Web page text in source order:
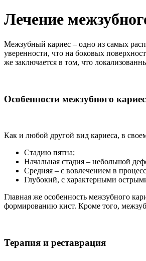
Лечение
Межзубный кариес – одно из самых
уверенности, что на боковых
же заключается в том, что
Особенности межзубного
Как и любой другой вид кариеса, в
Стадию пятна;
Начальная стадия – небольшой
Средняя – с вовлечением в
Глубокий, с характерными
Главная же особенность межзубного
формированию кист. Кроме того,
Терапия и реставрация